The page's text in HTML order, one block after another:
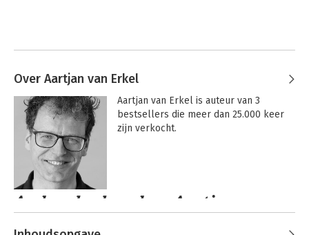
Over Aartjan van Erkel
Aartjan van Erkel is auteur van 3
bestsellers die meer dan 25.000 keer
zijn verkocht.
Andere boeken door Aartjan van
Erkel